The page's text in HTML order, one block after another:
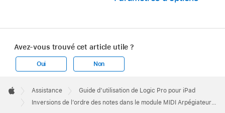
Avez-vous trouvé cet article utile ?
Oui Non
Footer

Apple
Assistance
Guide d’utilisation de Logic Pro pour iPad
Inversions de l’ordre des notes dans le module MIDI Arpégiateur de Logic Pro pour iPad